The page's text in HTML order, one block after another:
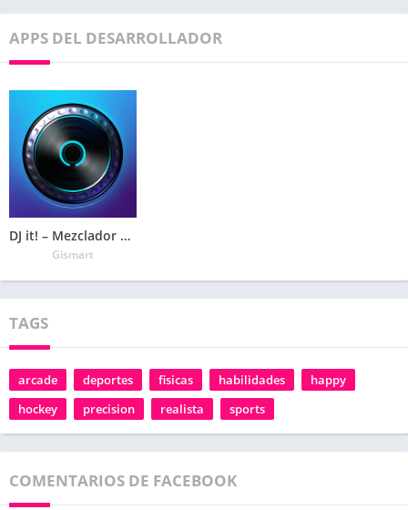
APPS DEL DESARROLLADOR
DJ it! – Mezclador de música
Gismart
TAGS
arcade deportes fisicas habilidades
happy
hockey
precision realista sports
COMENTARIOS DE FACEBOOK